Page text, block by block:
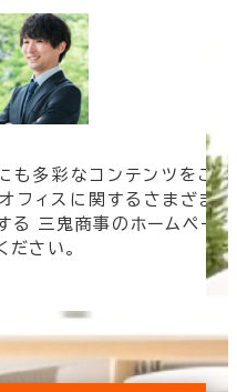
も多彩なコンテンツをご
フィスに関するさまざま
る 三鬼商事のホームペー
さい。